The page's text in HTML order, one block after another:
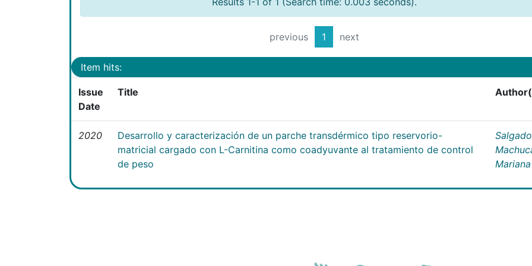
previous 1 next
Item hits:
Issue
Date
Title
2020
Desarrollo y caracterización de un parche transdérmico tipo reservorio-
matricial cargado con L-Carnitina como coadyuvante al tratamiento de control
de peso
Salgado
Mariana